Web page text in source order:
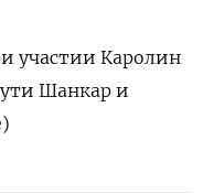
участии Каролин
Шанкар и